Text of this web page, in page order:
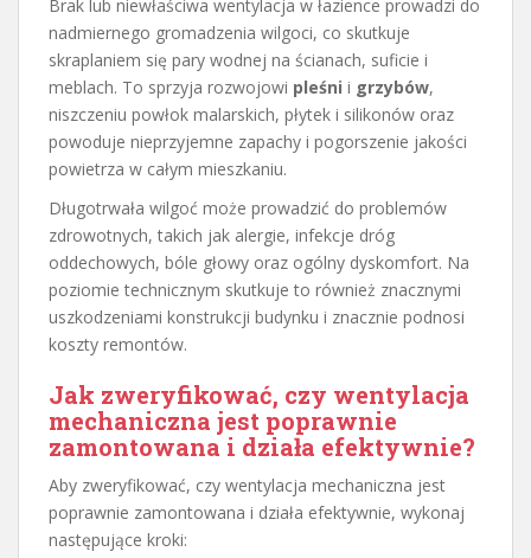
Brak lub niewłaściwa wentylacja w łazience prowadzi do
nadmiernego gromadzenia wilgoci, co skutkuje
skraplaniem się pary wodnej na ścianach, suficie i
meblach. To sprzyja rozwojowi pleśni i grzybów,
niszczeniu powłok malarskich, płytek i silikonów oraz
powoduje nieprzyjemne zapachy i pogorszenie jakości
powietrza w całym mieszkaniu.
Długotrwała wilgoć może prowadzić do problemów
zdrowotnych, takich jak alergie, infekcje dróg
oddechowych, bóle głowy oraz ogólny dyskomfort. Na
poziomie technicznym skutkuje to również znacznymi
uszkodzeniami konstrukcji budynku i znacznie podnosi
koszty remontów.
Jak zweryfikować, czy wentylacja
mechaniczna jest poprawnie
zamontowana i działa efektywnie?
Aby zweryfikować, czy wentylacja mechaniczna jest
poprawnie zamontowana i działa efektywnie, wykonaj
następujące kroki: